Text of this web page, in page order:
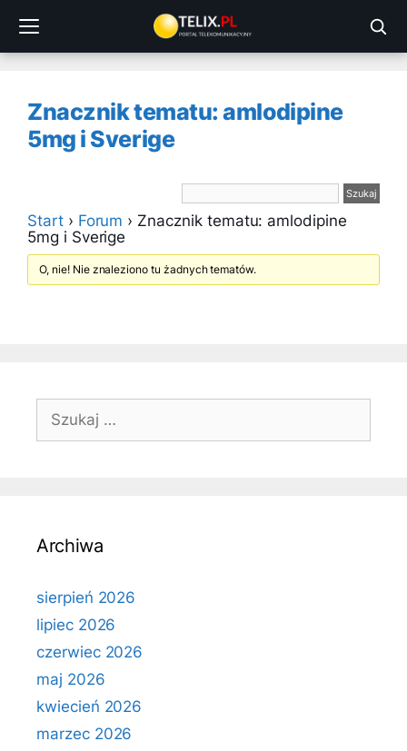
treści
Znacznik tematu: amlodipine
5mg i Sverige
Start › Forum › Znacznik tematu: amlodipine
5mg i Sverige
O, nie! Nie znaleziono tu żadnych tematów.
Szukaj:
Archiwa
sierpień 2026
lipiec 2026
czerwiec 2026
maj 2026
kwiecień 2026
marzec 2026